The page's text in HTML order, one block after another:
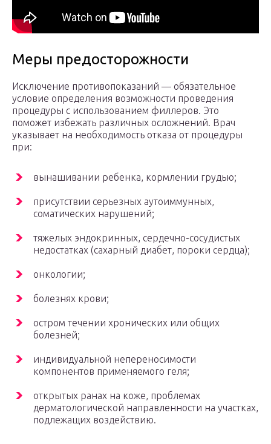
Меры предосторожности
Исключение противопоказаний — обязательное
условие определения возможности проведения
процедуры с использованием филлеров. Это
поможет избежать различных осложнений. Врач
указывает на необходимость отказа от процедуры
при:
вынашивании ребенка, кормлении грудью;
присутствии серьезных аутоиммунных,
соматических нарушений;
тяжелых эндокринных, сердечно-сосудистых
недостатках (сахарный диабет, пороки сердца);
онкологии;
болезнях крови;
остром течении хронических или общих
болезней;
индивидуальной непереносимости
компонентов применяемого геля;
открытых ранах на коже, проблемах
дерматологической направленности на участках,
подлежащих воздействию.